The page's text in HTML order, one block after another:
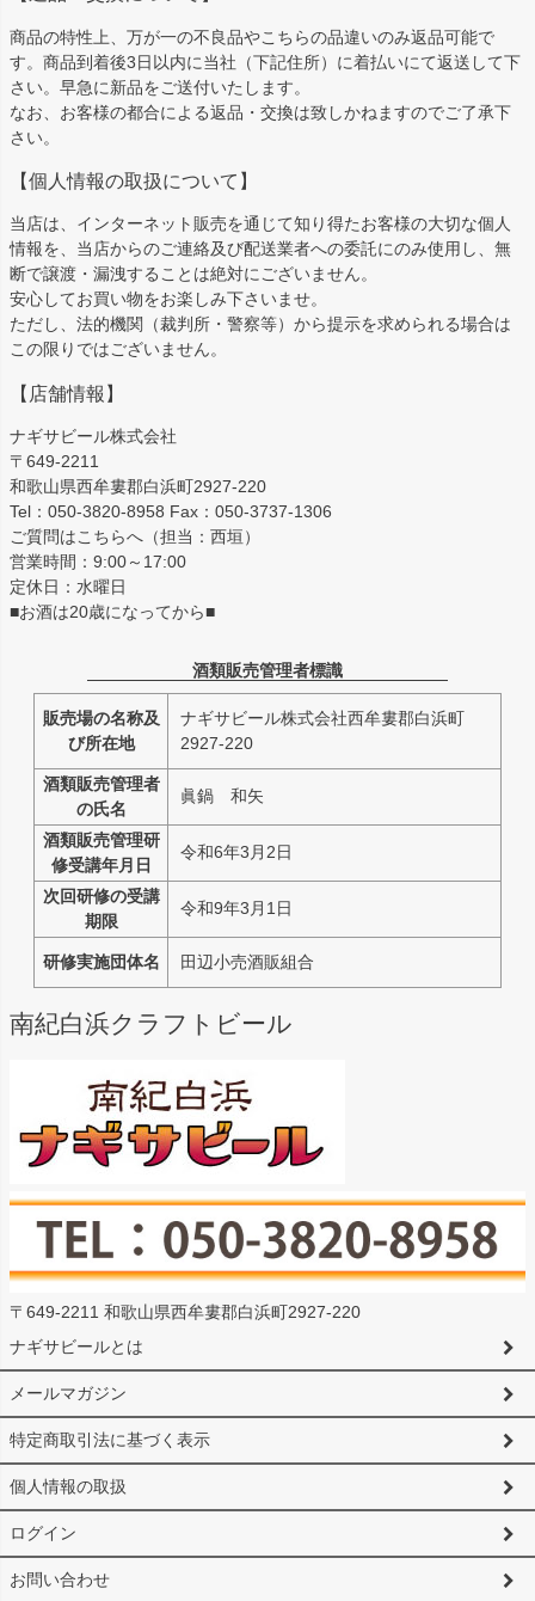
商品の特性上、万が一の不良品やこちらの品違いのみ返品可能で
す。商品到着後3日以内に当社（下記住所）に着払いにて返送して下
さい。早急に新品をご送付いたします。
なお、お客様の都合による返品・交換は致しかねますのでご了承下
さい。
【個人情報の取扱について】
当店は、インターネット販売を通じて知り得たお客様の大切な個人
情報を、当店からのご連絡及び配送業者への委託にのみ使用し、無
断で譲渡・漏洩することは絶対にございません。
安心してお買い物をお楽しみ下さいませ。
ただし、法的機関（裁判所・警察等）から提示を求められる場合は
この限りではございません。
【店舗情報】
ナギサビール株式会社
〒649-2211
和歌山県西牟婁郡白浜町2927-220
Tel：050-3820-8958 Fax：050-3737-1306
ご質問はこちらへ（担当：西垣）
営業時間：9:00～17:00
定休日：水曜日
■お酒は20歳になってから■
酒類販売管理者標識
販売場の名称及
び所在地
ナギサビール株式会社西牟婁郡白浜町
2927-220
酒類販売管理者
の氏名
眞鍋 和矢
酒類販売管理研
修受講年月日
令和6年3月2日
次回研修の受講
期限
令和9年3月1日
研修実施団体名 田辺小売酒販組合
南紀白浜クラフトビール
〒649-2211 和歌山県西牟婁郡白浜町2927-220
ナギサビールとは
メールマガジン
特定商取引法に基づく表示
個人情報の取扱
ログイン
お問い合わせ